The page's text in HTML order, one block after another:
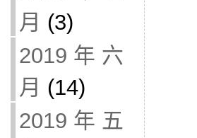
月 (3)
2019 年 六
月 (14)
2019 年 五